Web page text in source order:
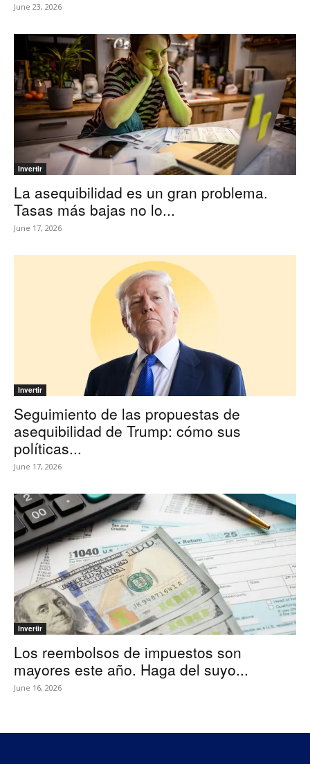
June 23, 2026
Invertir
La asequibilidad es un gran problema.
Tasas más bajas no lo...
June 17, 2026
Invertir
Seguimiento de las propuestas de
asequibilidad de Trump: cómo sus
políticas...
June 17, 2026
Invertir
Los reembolsos de impuestos son
mayores este año. Haga del suyo...
June 16, 2026